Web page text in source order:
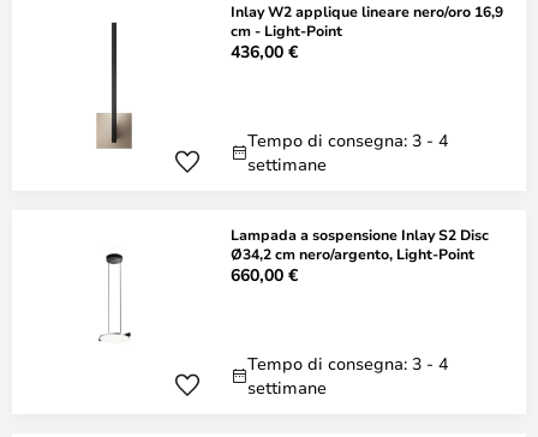
Inlay W2 applique lineare nero/oro 16,9
cm - Light-Point
436,00 €
Tempo di consegna: 3 - 4
settimane
Lampada a sospensione Inlay S2 Disc
Ø34,2 cm nero/argento, Light-Point
660,00 €
Tempo di consegna: 3 - 4
settimane